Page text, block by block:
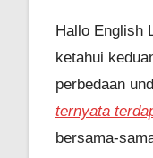
Hallo English
ketahui
perbedaan
ternyata
bersama-